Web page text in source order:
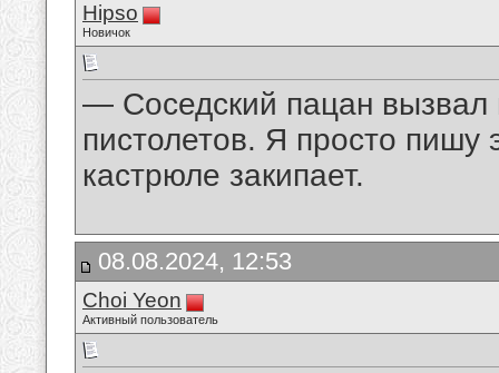
Hipso
Новичок
— Соседский пацан вызвал
пистолетов. Я просто пишу
кастрюле закипает.
08.08.2024, 12:53
Choi Yeon
Активный пользователь